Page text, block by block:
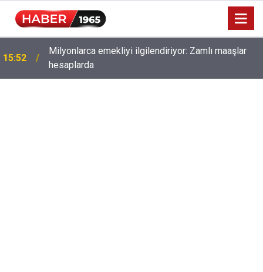
15:52
Milyonlarca emekliyi ilgilendiriyor: Zamlı maaşlar
hesaplarda